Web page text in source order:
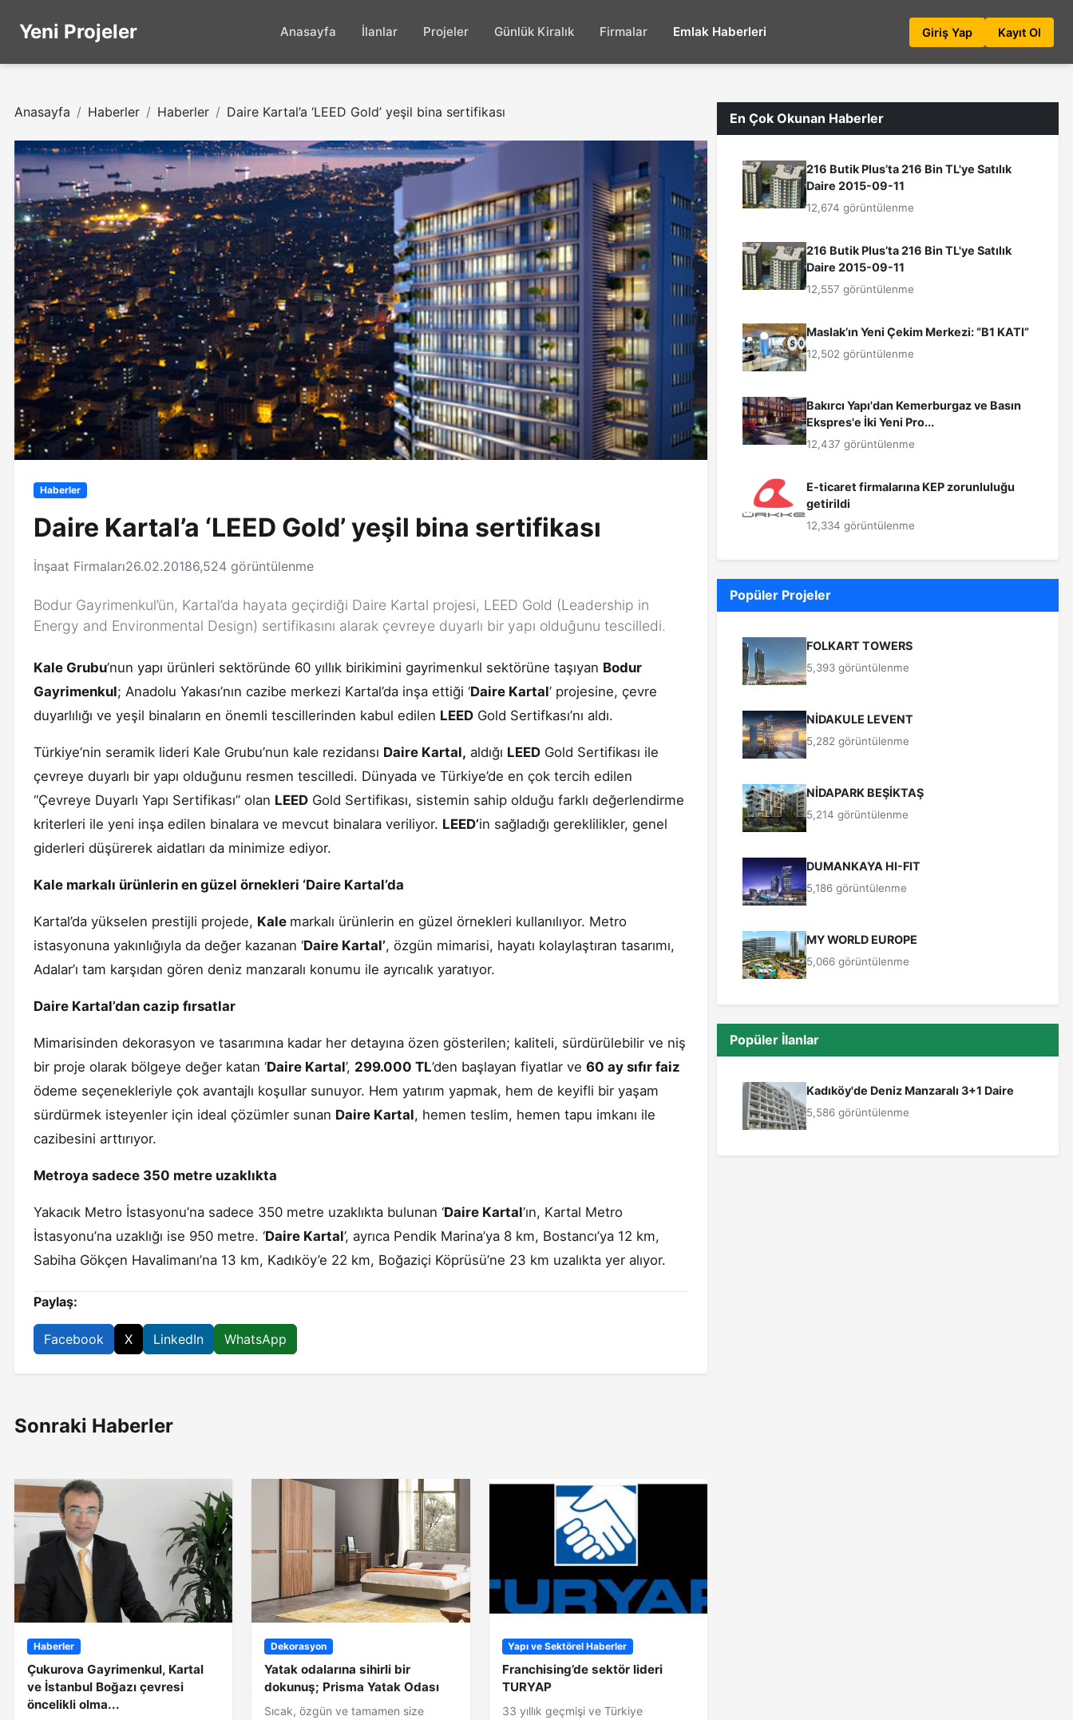
Yeni Projeler Anasayfa İlanlar Projeler Günlük Kiralık Firmalar Emlak Haberleri Giriş Yap Kayıt Ol
Anasayfa Haberler Haberler Daire Kartal’a ‘LEED Gold’ yeşil bina sertifikası
Haberler
Daire Kartal’a ‘LEED Gold’ yeşil bina sertifikası
İnşaat Firmaları26.02.20186,524 görüntülenme
Bodur Gayrimenkul’ün, Kartal’da hayata geçirdiği Daire Kartal projesi, LEED Gold (Leadership in
Energy and Environmental Design) sertifikasını alarak çevreye duyarlı bir yapı olduğunu tescilledi.
Kale Grubu’nun yapı ürünleri sektöründe 60 yıllık birikimini gayrimenkul sektörüne taşıyan Bodur
Gayrimenkul; Anadolu Yakası’nın cazibe merkezi Kartal’da inşa ettiği ‘Daire Kartal’ projesine, çevre
duyarlılığı ve yeşil binaların en önemli tescillerinden kabul edilen LEED Gold Sertifkası’nı aldı.
Türkiye’nin seramik lideri Kale Grubu’nun kale rezidansı Daire Kartal, aldığı LEED Gold Sertifikası ile
çevreye duyarlı bir yapı olduğunu resmen tescilledi. Dünyada ve Türkiye’de en çok tercih edilen
“Çevreye Duyarlı Yapı Sertifikası” olan LEED Gold Sertifikası, sistemin sahip olduğu farklı değerlendirme
kriterleri ile yeni inşa edilen binalara ve mevcut binalara veriliyor. LEED’in sağladığı gereklilikler, genel
giderleri düşürerek aidatları da minimize ediyor.
Kale markalı ürünlerin en güzel örnekleri ‘Daire Kartal’da
Kartal’da yükselen prestijli projede, Kale markalı ürünlerin en güzel örnekleri kullanılıyor. Metro
istasyonuna yakınlığıyla da değer kazanan ‘Daire Kartal’, özgün mimarisi, hayatı kolaylaştıran tasarımı,
Adalar’ı tam karşıdan gören deniz manzaralı konumu ile ayrıcalık yaratıyor.
Daire Kartal’dan cazip fırsatlar
Mimarisinden dekorasyon ve tasarımına kadar her detayına özen gösterilen; kaliteli, sürdürülebilir ve niş
bir proje olarak bölgeye değer katan ‘Daire Kartal’, 299.000 TL’den başlayan fiyatlar ve 60 ay sıfır faiz
ödeme seçenekleriyle çok avantajlı koşullar sunuyor. Hem yatırım yapmak, hem de keyifli bir yaşam
sürdürmek isteyenler için ideal çözümler sunan Daire Kartal, hemen teslim, hemen tapu imkanı ile
cazibesini arttırıyor.
Metroya sadece 350 metre uzaklıkta
Yakacık Metro İstasyonu’na sadece 350 metre uzaklıkta bulunan ‘Daire Kartal’ın, Kartal Metro
İstasyonu’na uzaklığı ise 950 metre. ‘Daire Kartal’, ayrıca Pendik Marina’ya 8 km, Bostancı’ya 12 km,
Sabiha Gökçen Havalimanı’na 13 km, Kadıköy’e 22 km, Boğaziçi Köprüsü’ne 23 km uzalıkta yer alıyor.
Paylaş:
Facebook X LinkedIn WhatsApp
Sonraki Haberler
Haberler
Çukurova Gayrimenkul, Kartal
ve İstanbul Boğazı çevresi
öncelikli olma...
Dekorasyon
Yatak odalarına sihirli bir
dokunuş; Prisma Yatak Odası
Sıcak, özgün ve tamamen size
Yapı ve Sektörel Haberler
Franchising’de sektör lideri
TURYAP
33 yıllık geçmişi ve Türkiye
En Çok Okunan Haberler
216 Butik Plus’ta 216 Bin TL'ye Satılık
Daire 2015-09-11
12,674 görüntülenme
216 Butik Plus’ta 216 Bin TL'ye Satılık
Daire 2015-09-11
12,557 görüntülenme
Maslak’ın Yeni Çekim Merkezi: “B1 KATI”
12,502 görüntülenme
Bakırcı Yapı'dan Kemerburgaz ve Basın
Ekspres'e İki Yeni Pro...
12,437 görüntülenme
E-ticaret firmalarına KEP zorunluluğu
getirildi
12,334 görüntülenme
Popüler Projeler
FOLKART TOWERS
5,393 görüntülenme
NİDAKULE LEVENT
5,282 görüntülenme
NİDAPARK BEŞİKTAŞ
5,214 görüntülenme
DUMANKAYA HI-FIT
5,186 görüntülenme
MY WORLD EUROPE
5,066 görüntülenme
Popüler İlanlar
Kadıköy'de Deniz Manzaralı 3+1 Daire
5,586 görüntülenme